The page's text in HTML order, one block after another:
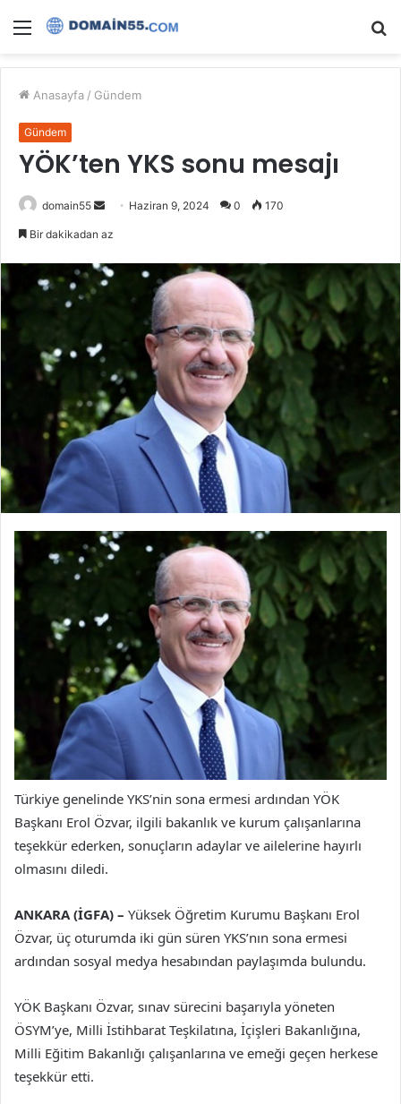
Menü
Anasayfa / Gündem
Gündem
YÖK’ten YKS sonu mesajı
domain55
Bir
göndermek
Haziran 9, 2024 0 170
Bir dakikadan az
Türkiye genelinde YKS’nin sona ermesi ardından YÖK
Başkanı Erol Özvar, ilgili bakanlık ve kurum çalışanlarına
teşekkür ederken, sonuçların adaylar ve ailelerine hayırlı
olmasını diledi.
ANKARA (İGFA) – Yüksek Öğretim Kurumu Başkanı Erol
Özvar, üç oturumda iki gün süren YKS’nın sona ermesi
ardından sosyal medya hesabından paylaşımda bulundu.
YÖK Başkanı Özvar, sınav sürecini başarıyla yöneten
ÖSYM’ye, Milli İstihbarat Teşkilatına, İçişleri Bakanlığına,
Milli Eğitim Bakanlığı çalışanlarına ve emeği geçen herkese
teşekkür etti.